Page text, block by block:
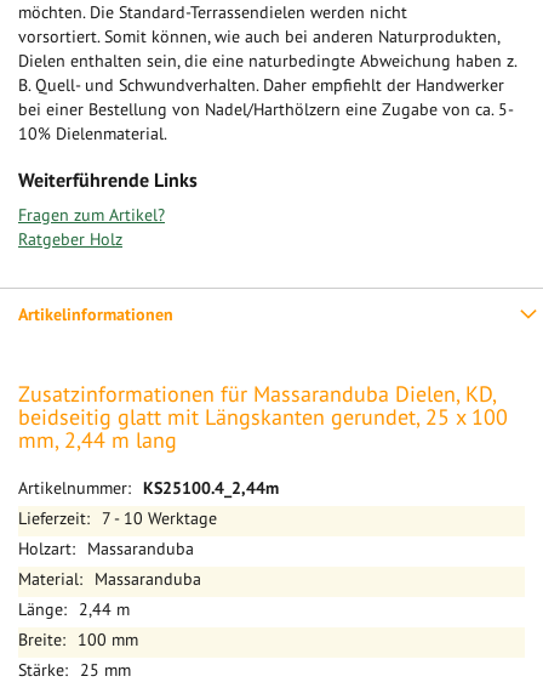
möchten. Die Standard-Terrassendielen werden nicht
vorsortiert. Somit können, wie auch bei anderen Naturprodukten,
Dielen enthalten sein, die eine naturbedingte Abweichung haben z.
B. Quell- und Schwundverhalten. Daher empfiehlt der Handwerker
bei einer Bestellung von Nadel/Harthölzern eine Zugabe von ca. 5-
10% Dielenmaterial.
Weiterführende Links
Fragen zum Artikel?
Ratgeber Holz
Artikelinformationen
Zusatzinformationen für Massaranduba Dielen, KD,
beidseitig glatt mit Längskanten gerundet, 25 x 100
mm, 2,44 m lang
Mehr
Informationen
KS25100.4_2,44m
7 - 10 Werktage
Massaranduba
Massaranduba
2,44 m
100 mm
25 mm